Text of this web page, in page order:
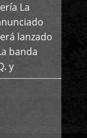
La
lanzado
banda
y